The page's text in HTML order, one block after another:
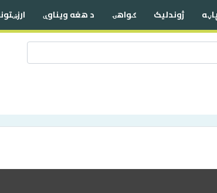
ژوندلیک ګواهۍ د هغه ویناوې